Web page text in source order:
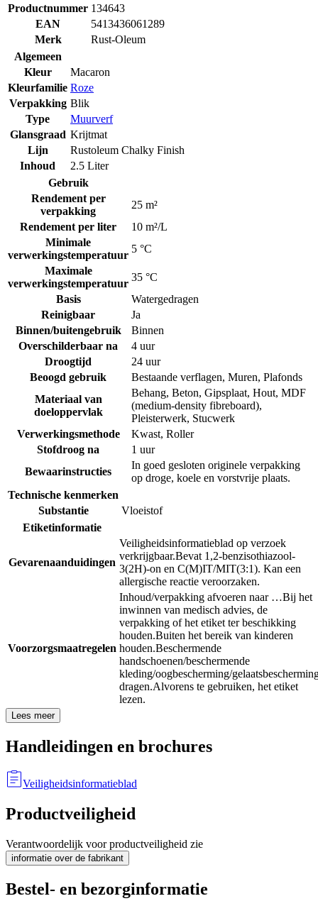
Productnummer 134643
EAN
5413436061289
Merk
Rust-Oleum
Algemeen
Kleur
Macaron
Kleurfamilie Roze
Verpakking Blik
Type
Muurverf
Glansgraad Krijtmat
Lijn
Rustoleum Chalky Finish
Inhoud
2.5 Liter
Gebruik
Rendement per
verpakking
25 m²
Rendement per liter
10 m²/L
Minimale
verwerkingstemperatuur
5 °C
Maximale
verwerkingstemperatuur
35 °C
Basis
Watergedragen
Reinigbaar
Ja
Binnen/buitengebruik
Binnen
Overschilderbaar na
4 uur
Droogtijd
24 uur
Beoogd gebruik
Bestaande verflagen, Muren, Plafonds
Materiaal van
doeloppervlak
Behang, Beton, Gipsplaat, Hout, MDF
(medium-density fibreboard),
Pleisterwerk, Stucwerk
Verwerkingsmethode
Kwast, Roller
Stofdroog na
1 uur
Bewaarinstructies
In goed gesloten originele verpakking
op droge, koele en vorstvrije plaats.
Technische kenmerken
Substantie
Vloeistof
Etiketinformatie
Gevarenaanduidingen
Veiligheidsinformatieblad op verzoek
verkrijgbaar.Bevat 1,2-benzisothiazool-
3(2H)-on en C(M)IT/MIT(3:1). Kan een
allergische reactie veroorzaken.
Voorzorgsmaatregelen
Inhoud/verpakking afvoeren naar …Bij het
inwinnen van medisch advies, de
verpakking of het etiket ter beschikking
houden.Buiten het bereik van kinderen
houden.Beschermende
handschoenen/beschermende
kleding/oogbescherming/
dragen.Alvorens te gebruiken, het etiket
lezen.
Lees meer
Handleidingen en brochures
Veiligheidsinformatieblad
Productveiligheid
Verantwoordelijk voor productveiligheid zie
informatie over de fabrikant
Bestel- en bezorginformatie